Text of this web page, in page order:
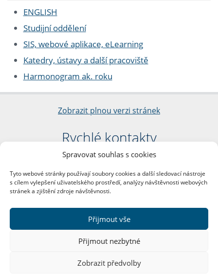
Spravovat souhlas s cookies
Tyto webové stránky používají soubory cookies a další sledovací nástroje
s cílem vylepšení uživatelského prostředí, analýzy návštěvnosti webových
stránek a zjištění zdroje návštěvnosti.
Přijmout vše
Přijmout nezbytné
Zobrazit předvolby
ENGLISH
Studijní oddělení
SIS, webové aplikace, eLearning
Katedry, ústavy a další pracoviště
Harmonogram ak. roku
Zobrazit plnou verzi stránek
Rychlé kontakty
Filozofická fakulta
nám. Jana Palacha 1/2
116 38 Praha 1
DIČ: CZ00216208
Další kontakty